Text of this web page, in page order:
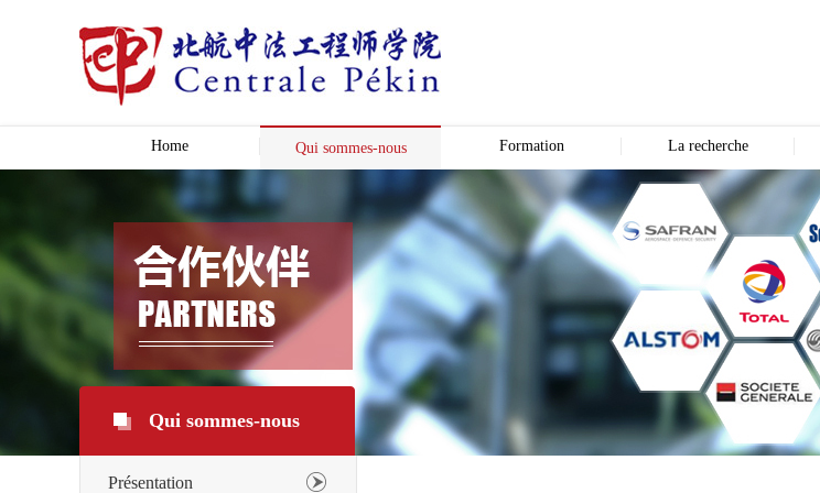
Home Qui sommes-nous Formation La recherche
Qui sommes-nous
Présentation